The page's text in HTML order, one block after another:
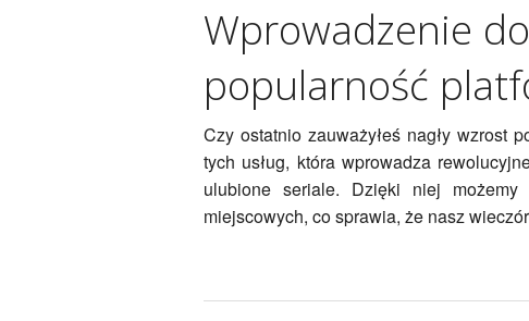
Wprowadzenie
popularność
Czy ostatnio zauważyłeś nagły wzrost
tych usług, która wprowadza
ulubione seriale. Dzięki niej
miejscowych, co sprawia, że nasz